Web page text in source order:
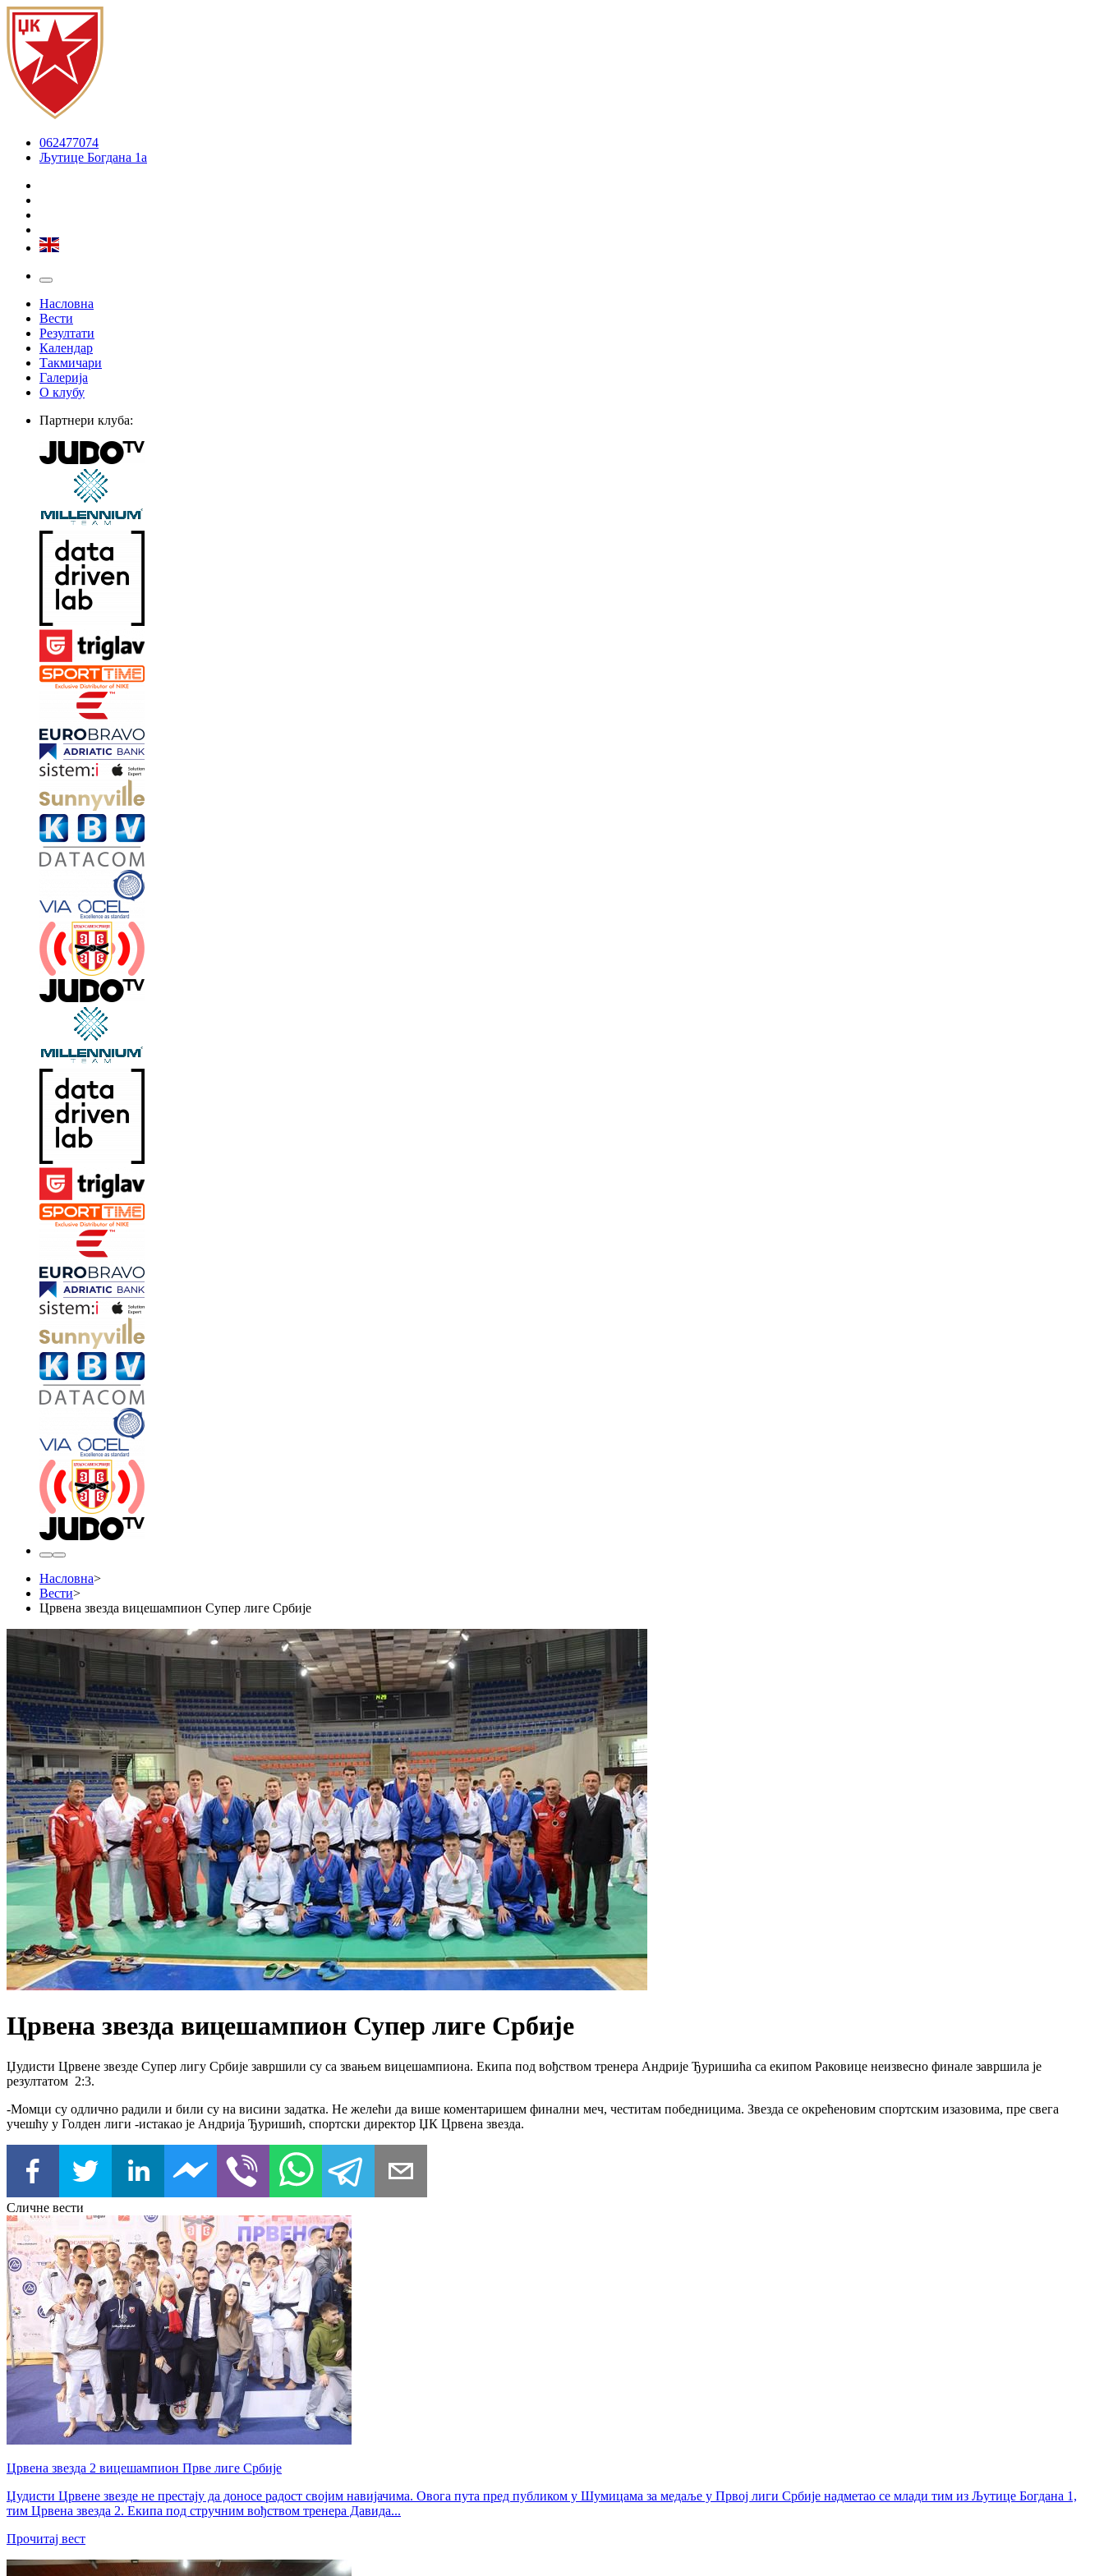
062477074
Љутице Богдана 1а
Насловна
Вести
Резултати
Календар
Такмичари
Галерија
О клубу
Партнери клуба:
Насловна>
Вести>
Црвена звезда вицешампион Супер лиге Србије
Црвена звезда вицешампион Супер лиге Србије
Џудисти Црвене звезде Супер лигу Србије завршили су са звањем вицешампиона. Екипа под вођством тренера Андрије Ђуришића са екипом Раковице неизвесно финале завршила је
резултатом 2:3.
-Момци су одлично радили и били су на висини задатка. Не желећи да више коментаришем финални меч, честитам победницима. Звезда се окрећеновим спортским изазовима, пре свега
учешћу у Голден лиги -истакао је Андрија Ђуришић, спортски директор ЏК Црвена звезда.
Сличне вести
Црвена звезда 2 вицешампион Прве лиге Србије
Џудисти Црвене звезде не престају да доносе радост својим навијачима. Овога пута пред публиком у Шумицама за медаље у Првој лиги Србије надметао се млади тим из Љутице Богдана 1,
тим Црвена звезда 2. Екипа под стручним вођством тренера Давида...
Прочитај вест